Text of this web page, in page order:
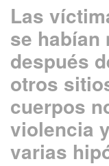
Las
se habían
después
otros
cuerpos
violencia
varias